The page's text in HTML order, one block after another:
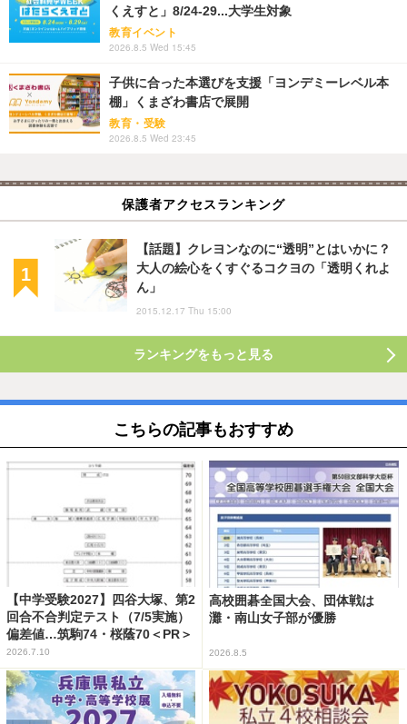
くえすと」8/24-29...大学生対象
教育イベント
2026.8.5 Wed 15:45
子供に合った本選びを支援「ヨンデミーレベル本
棚」くまざわ書店で展開
教育・受験
2026.8.5 Wed 23:45
保護者アクセスランキング
【話題】クレヨンなのに“透明”とはいかに？
大人の絵心をくすぐるコクヨの「透明くれよ
ん」
2015.12.17 Thu 15:00
ランキングをもっと見る
こちらの記事もおすすめ
【中学受験2027】四谷大塚、第2
回合不合判定テスト（7/5実施）
偏差値…筑駒74・桜蔭70＜PR＞
2026.7.10
高校囲碁全国大会、団体戦は
灘・南山女子部が優勝
2026.8.5